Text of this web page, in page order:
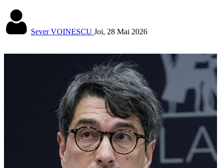
Sever VOINESCU Joi, 28 Mai 2026